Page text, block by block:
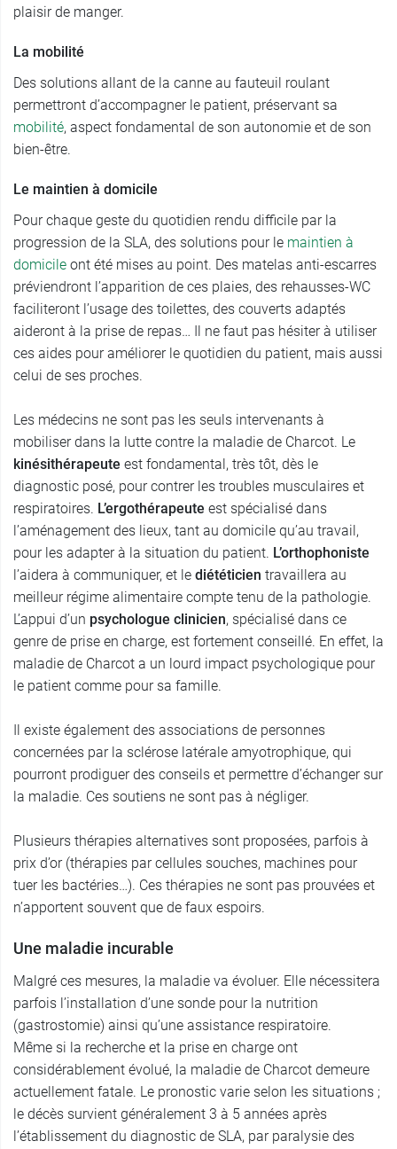
plaisir de manger.
La mobilité
Des solutions allant de la canne au fauteuil roulant
permettront d’accompagner le patient, préservant sa
mobilité, aspect fondamental de son autonomie et de son
bien-être.
Le maintien à domicile
Pour chaque geste du quotidien rendu difficile par la
progression de la SLA, des solutions pour le maintien à
domicile ont été mises au point. Des matelas anti-escarres
préviendront l’apparition de ces plaies, des rehausses-WC
faciliteront l’usage des toilettes, des couverts adaptés
aideront à la prise de repas… Il ne faut pas hésiter à utiliser
ces aides pour améliorer le quotidien du patient, mais aussi
celui de ses proches.
Les médecins ne sont pas les seuls intervenants à
mobiliser dans la lutte contre la maladie de Charcot. Le
kinésithérapeute est fondamental, très tôt, dès le
diagnostic posé, pour contrer les troubles musculaires et
respiratoires. L’ergothérapeute est spécialisé dans
l’aménagement des lieux, tant au domicile qu’au travail,
pour les adapter à la situation du patient. L’orthophoniste
l’aidera à communiquer, et le diététicien travaillera au
meilleur régime alimentaire compte tenu de la pathologie.
L’appui d’un psychologue clinicien, spécialisé dans ce
genre de prise en charge, est fortement conseillé. En effet, la
maladie de Charcot a un lourd impact psychologique pour
le patient comme pour sa famille.
Il existe également des associations de personnes
concernées par la sclérose latérale amyotrophique, qui
pourront prodiguer des conseils et permettre d’échanger sur
la maladie. Ces soutiens ne sont pas à négliger.
Plusieurs thérapies alternatives sont proposées, parfois à
prix d’or (thérapies par cellules souches, machines pour
tuer les bactéries…). Ces thérapies ne sont pas prouvées et
n’apportent souvent que de faux espoirs.
Une maladie incurable
Malgré ces mesures, la maladie va évoluer. Elle nécessitera
parfois l’installation d’une sonde pour la nutrition
(gastrostomie) ainsi qu’une assistance respiratoire.
Même si la recherche et la prise en charge ont
considérablement évolué, la maladie de Charcot demeure
actuellement fatale. Le pronostic varie selon les situations ;
le décès survient généralement 3 à 5 années après
l’établissement du diagnostic de SLA, par paralysie des